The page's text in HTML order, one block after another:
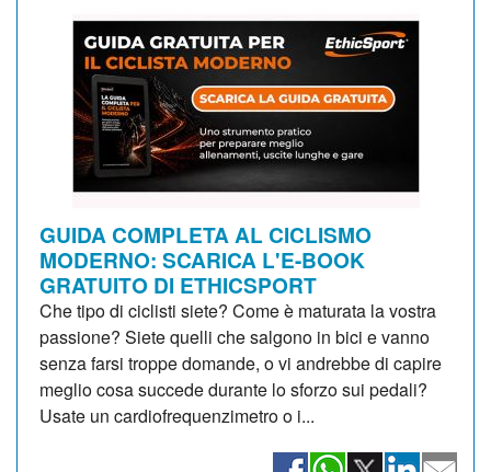
GUIDA COMPLETA AL CICLISMO
MODERNO: SCARICA L'E-BOOK
GRATUITO DI ETHICSPORT
Che tipo di ciclisti siete? Come è maturata la vostra
passione? Siete quelli che salgono in bici e vanno
senza farsi troppe domande, o vi andrebbe di capire
meglio cosa succede durante lo sforzo sui pedali?
Usate un cardiofrequenzimetro o i...